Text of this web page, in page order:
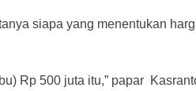
siapa yang menentukan
Rp 500 juta itu,” papar